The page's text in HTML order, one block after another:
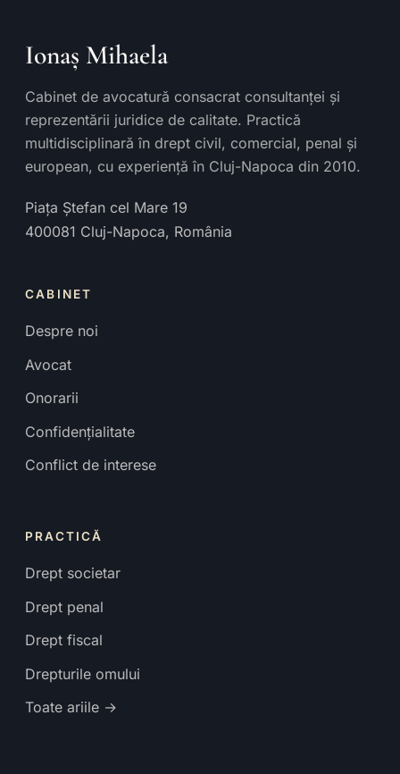
Ionaș Mihaela
Cabinet de avocatură consacrat consultanței și
reprezentării juridice de calitate. Practică
multidisciplinară în drept civil, comercial, penal și
european, cu experiență în Cluj-Napoca din 2010.
Piața Ștefan cel Mare 19
400081 Cluj-Napoca, România
CABINET
Despre noi
Avocat
Onorarii
Confidențialitate
Conflict de interese
PRACTICĂ
Drept societar
Drept penal
Drept fiscal
Drepturile omului
Toate ariile →